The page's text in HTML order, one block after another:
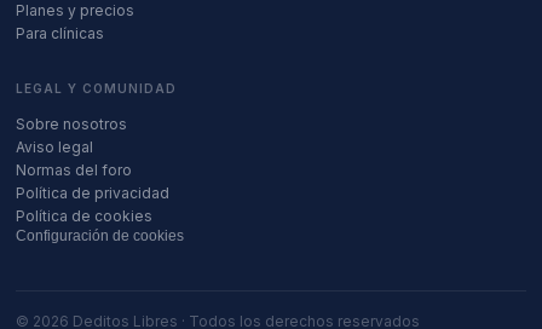
Planes y precios
Para clínicas
LEGAL Y COMUNIDAD
Sobre nosotros
Aviso legal
Normas del foro
Política de privacidad
Política de cookies
Configuración de cookies
© 2026 Deditos Libres · Todos los derechos reservados